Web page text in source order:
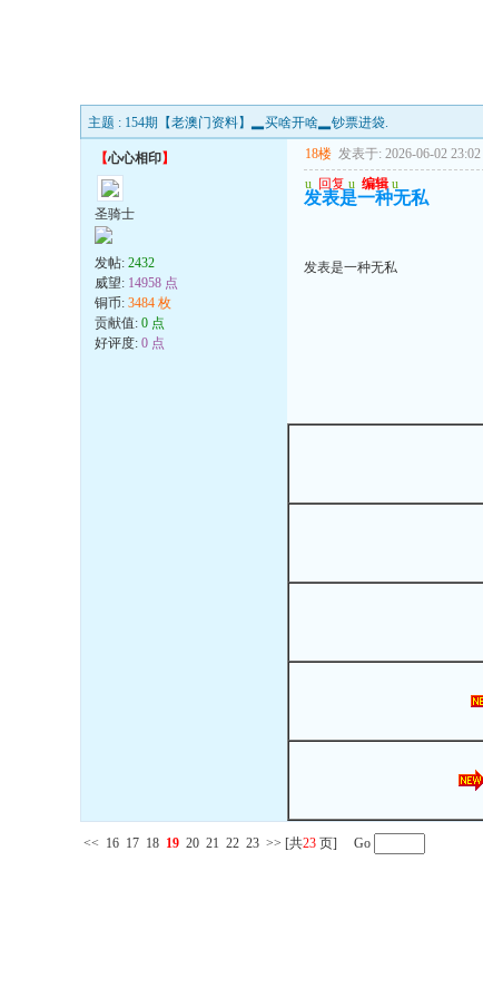
主题 : 154期【老澳门资料】▂买啥开啥▂钞票进袋.
【心心相印】
圣骑士
发帖: 2432
威望: 14958 点
铜币: 3484 枚
贡献值: 0 点
好评度: 0 点
18楼 发表于: 2026-06-02 23:02
u 回复 u 编辑 u
发表是一种无私
发表是一种无私
<< 16 17 18 19 20 21 22 23 >> [共23 页] Go